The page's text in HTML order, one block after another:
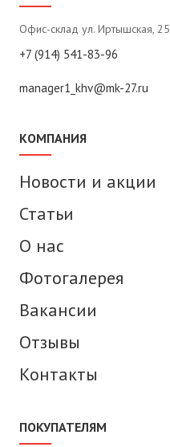
Офис-склад ул. Иртышская, 25
+7 (914) 541-83-96
manager1_khv@mk-27.ru
КОМПАНИЯ
Новости и акции
Статьи
О нас
Фотогалерея
Вакансии
Отзывы
Контакты
ПОКУПАТЕЛЯМ